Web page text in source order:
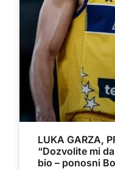
LUKA GARZA,
“Dozvolite mi
bio – ponosni